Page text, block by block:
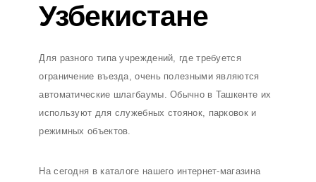
Узбекистане
Для разного типа учреждений, где требуется
ограничение въезда, очень полезными являются
автоматические шлагбаумы. Обычно в Ташкенте их
используют для служебных стоянок, парковок и
режимных объектов.
На сегодня в каталоге нашего интернет-магазина